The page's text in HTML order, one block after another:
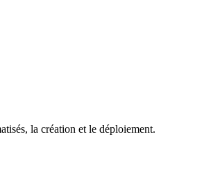
la création et le déploiement.